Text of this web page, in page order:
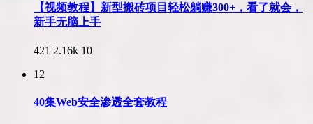
【视频教程】新型搬砖项目轻松躺赚300+，看了就会，
新手无脑上手
421 2.16k 10
12
40集Web安全渗透全套教程